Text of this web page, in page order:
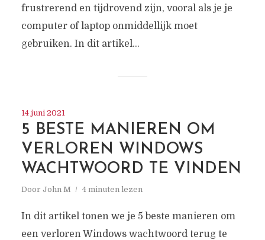
frustrerend en tijdrovend zijn, vooral als je je
computer of laptop onmiddellijk moet
gebruiken. In dit artikel...
14 juni 2021
5 BESTE MANIEREN OM
VERLOREN WINDOWS
WACHTWOORD TE VINDEN
Door John M 4 minuten lezen
In dit artikel tonen we je 5 beste manieren om
een verloren Windows wachtwoord terug te